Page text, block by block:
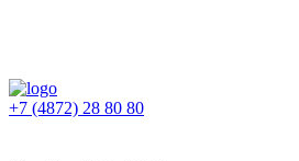
+7 (4872) 28 80 80